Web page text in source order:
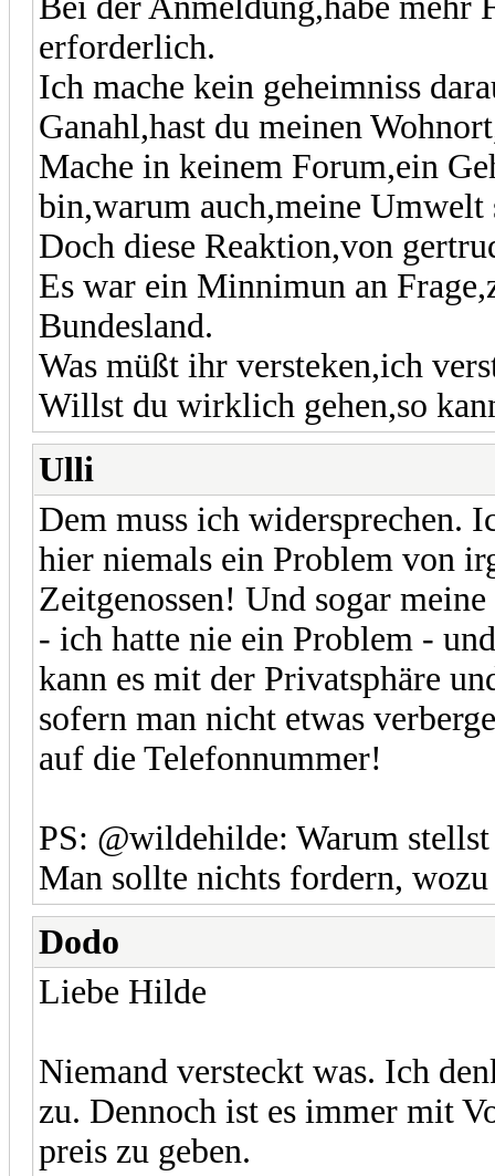
erforderlich.
Ich mache kein geheimniss
Ganahl,hast du meinen
Mache in keinem Forum,ein
bin,warum auch,meine Umwelt
Doch diese Reaktion,von
Es war ein Minnimun an
Bundesland.
Was müßt ihr versteken,ich
Willst du wirklich gehen,so
Ulli
Dem muss ich widersprechen.
hier niemals ein Problem von
Zeitgenossen! Und sogar
- ich hatte nie ein Problem -
kann es mit der Privatsphäre
sofern man nicht etwas
auf die Telefonnummer!
PS: @wildehilde: Warum
Man sollte nichts fordern,
Dodo
Liebe Hilde
Niemand versteckt was. Ich
zu. Dennoch ist es immer mit
preis zu geben.